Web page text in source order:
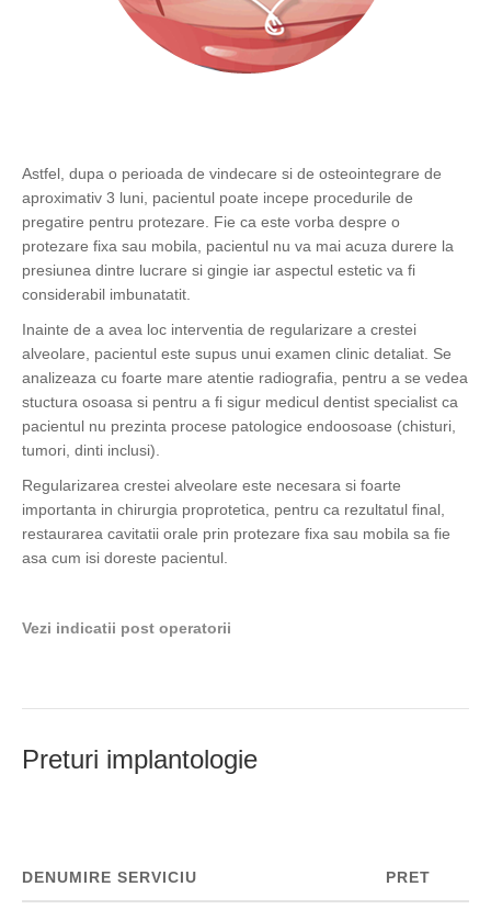
Astfel, dupa o perioada de vindecare si de osteointegrare de
aproximativ 3 luni, pacientul poate incepe procedurile de
pregatire pentru protezare. Fie ca este vorba despre o
protezare fixa sau mobila, pacientul nu va mai acuza durere la
presiunea dintre lucrare si gingie iar aspectul estetic va fi
considerabil imbunatatit.
Inainte de a avea loc interventia de regularizare a crestei
alveolare, pacientul este supus unui examen clinic detaliat. Se
analizeaza cu foarte mare atentie radiografia, pentru a se vedea
stuctura osoasa si pentru a fi sigur medicul dentist specialist ca
pacientul nu prezinta procese patologice endoosoase (chisturi,
tumori, dinti inclusi).
Regularizarea crestei alveolare este necesara si foarte
importanta in chirurgia proprotetica, pentru ca rezultatul final,
restaurarea cavitatii orale prin protezare fixa sau mobila sa fie
asa cum isi doreste pacientul.
Vezi indicatii post operatorii
Preturi implantologie
DENUMIRE SERVICIU PRET